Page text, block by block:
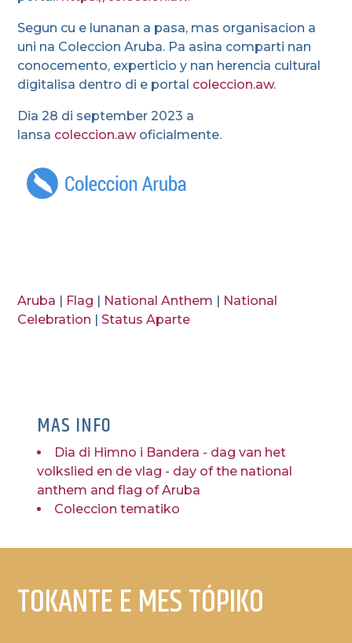
Segun cu e lunanan a pasa, mas organisacion a
uni na Coleccion Aruba. Pa asina comparti nan
conocemento, experticio y nan herencia cultural
digitalisa dentro di e portal coleccion.aw.
Dia 28 di september 2023 a
lansa coleccion.awoficialmente.
Aruba | Flag | National Anthem | National
Celebration | Status Aparte
MAS INFO
Dia di Himno i Bandera - dag van het
volkslied en de vlag - day of the national
anthem and flag of Aruba
Coleccion tematiko
TOKANTE E MES TÓPIKO